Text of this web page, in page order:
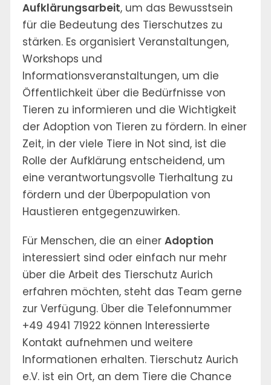
Aufklärungsarbeit, um das Bewusstsein
für die Bedeutung des Tierschutzes zu
stärken. Es organisiert Veranstaltungen,
Workshops und
Informationsveranstaltungen, um die
Öffentlichkeit über die Bedürfnisse von
Tieren zu informieren und die Wichtigkeit
der Adoption von Tieren zu fördern. In einer
Zeit, in der viele Tiere in Not sind, ist die
Rolle der Aufklärung entscheidend, um
eine verantwortungsvolle Tierhaltung zu
fördern und der Überpopulation von
Haustieren entgegenzuwirken.
Für Menschen, die an einer Adoption
interessiert sind oder einfach nur mehr
über die Arbeit des Tierschutz Aurich
erfahren möchten, steht das Team gerne
zur Verfügung. Über die Telefonnummer
+49 4941 71922 können Interessierte
Kontakt aufnehmen und weitere
Informationen erhalten. Tierschutz Aurich
e.V. ist ein Ort, an dem Tiere die Chance